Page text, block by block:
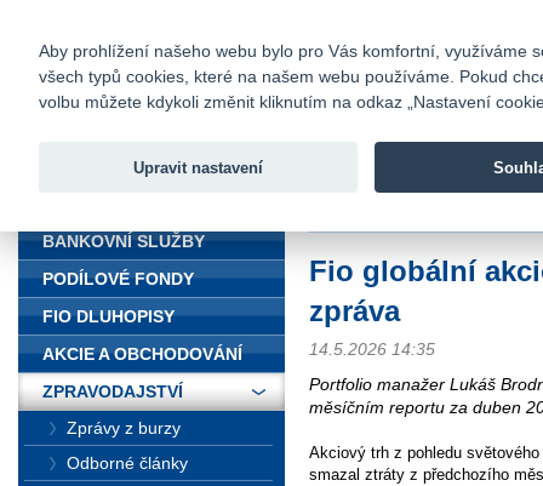
Fio banka
Fio banka
Fio globální
zpráva
14.5.2026 14:35
Portfolio manažer Lukáš
měsíčním reportu za duben
Akciový trh z pohledu
smazal ztráty z předchozího
BANKOVNÍ SLUŽBY
PODÍLOVÉ FONDY
FIO DLUHOPISY
AKCIE A OBCHODOVÁNÍ
ZPRAVODAJSTVÍ
Zprávy z burzy
Odborné články
Aby prohlížení našeho webu bylo pro Vás komfortní, využíváme
všech typů cookies, které na našem webu používáme. Pokud
volbu můžete kdykoli změnit kliknutím na odkaz „Nastavení
Upravit nastavení